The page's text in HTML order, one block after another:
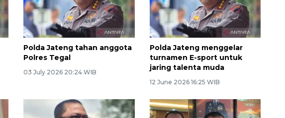
Polda Jateng tahan anggota
Polres Tegal
03 July 2026 20:24 WIB
Polda Jateng menggelar
turnamen E-sport untuk
jaring talenta muda
12 June 2026 16:25 WIB